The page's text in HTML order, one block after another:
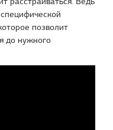
позволит
до нужного